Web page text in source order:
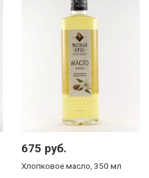
675 руб.
Хлопковое масло, 350 мл